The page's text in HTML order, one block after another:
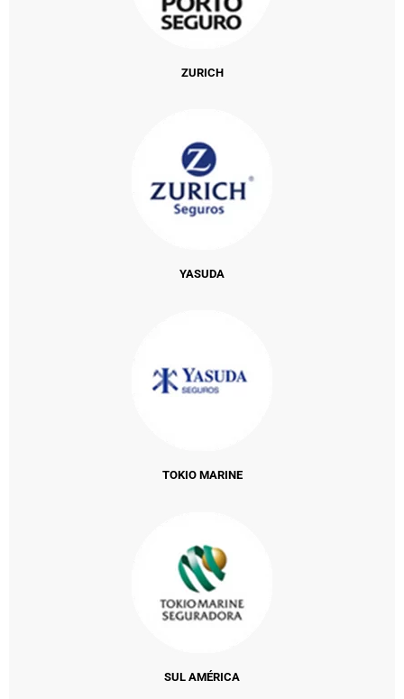
ZURICH
YASUDA
TOKIO MARINE
SUL AMÉRICA